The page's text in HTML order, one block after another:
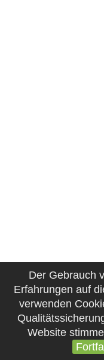
Der Gebrauch
Erfahrungen auf
verwenden
Website